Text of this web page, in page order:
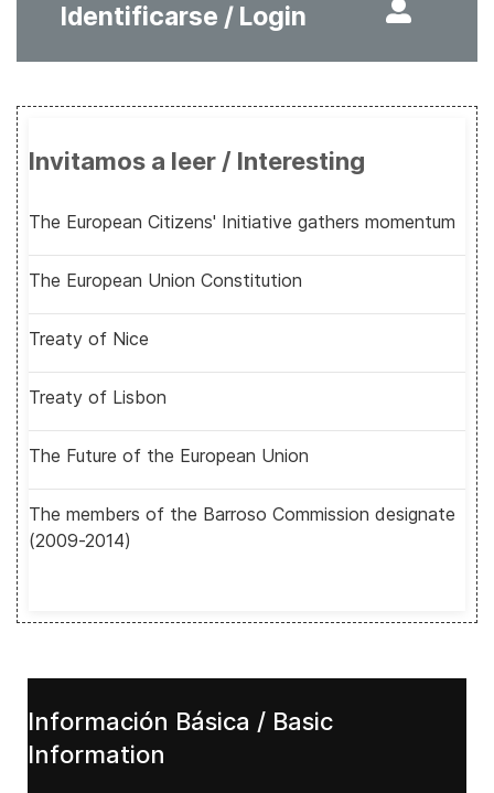
Identificarse / Login
Invitamos a leer / Interesting
The European Citizens' Initiative gathers momentum
The European Union Constitution
Treaty of Nice
Treaty of Lisbon
The Future of the European Union
The members of the Barroso Commission designate
(2009-2014)
Información Básica / Basic
Information